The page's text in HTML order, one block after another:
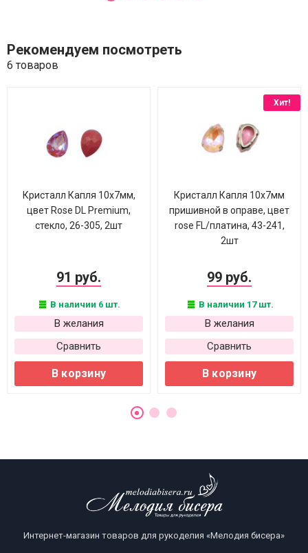
Рекомендуем посмотреть
6 товаров
Кристалл Капля 10х7мм,
цвет Rose DL Premium,
стекло, 26-305, 2шт
91 руб.
В наличии 6 шт.
В желания
Сравнить
В корзину
Хит!
Кристалл Капля 10х7мм
пришивной в оправе, цвет
rose FL/платина, 43-241,
2шт
99 руб.
В наличии 17 шт.
В желания
Сравнить
В корзину
Интернет-магазин товаров для рукоделия «Мелодия бисера»